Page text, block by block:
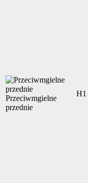
Przeciwmgielne
przednie
H1